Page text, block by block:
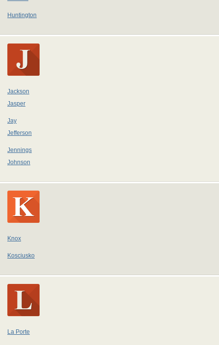
Huntington
Jackson
Jasper
Jay
Jefferson
Jennings
Johnson
Knox
Kosciusko
La Porte